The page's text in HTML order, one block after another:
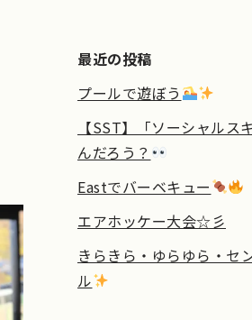
最近の投稿
プールで遊ぼう
【SST】「ソーシャルス
んだろう？
Eastでバーベキュー
エアホッケー大会☆彡
きらきら・ゆらゆら・セ
ル